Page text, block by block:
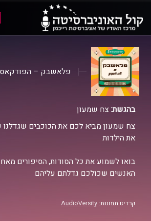
התפריט
הראשי
התוכן
הראשי
פלאשבק –
בהגשת:צח שמעון
צח שמעון מביא לכם את הכוכבים שגדלנו
את הילדות
בואו לשמוע את כל הסודות, הסיפורים
האנשים שכולכם גדלתם עליהם
קרדיט תמונות: AudioVersity